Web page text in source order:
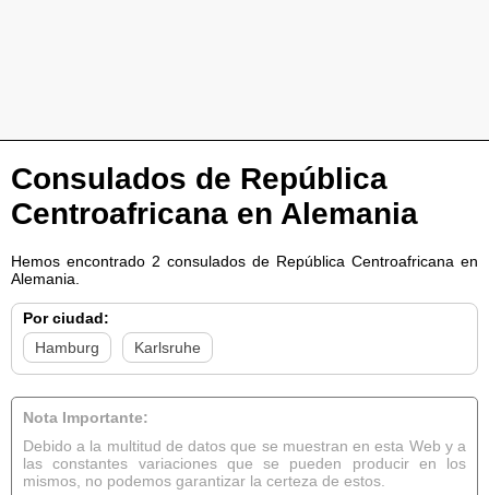
Consulados de República
Centroafricana en Alemania
Hemos encontrado 2 consulados de República Centroafricana en
Alemania.
Por ciudad:
Hamburg
Karlsruhe
Nota Importante:
Debido a la multitud de datos que se muestran en esta Web y a
las constantes variaciones que se pueden producir en los
mismos, no podemos garantizar la certeza de estos.